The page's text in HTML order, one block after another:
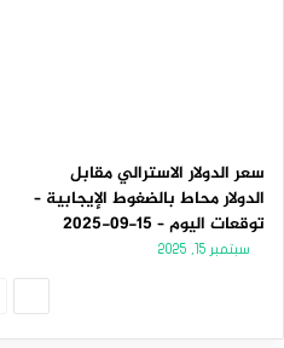
سعر الدولار الاسترالي مقابل
الدولار محاط بالضغوط الإيجابية –
توقعات اليوم – 15-09-2025
سبتمبر 15, 2025